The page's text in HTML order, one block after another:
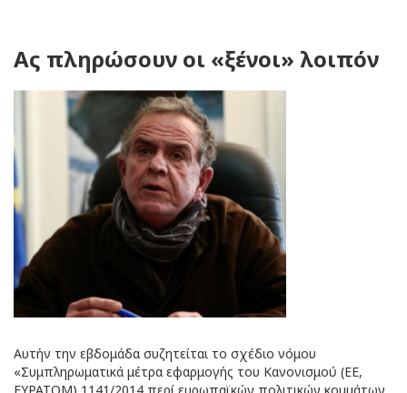
Ας πληρώσουν οι «ξένοι» λοιπόν
Αυτήν την εβδομάδα συζητείται το σχέδιο νόμου
«Συμπληρωματικά μέτρα εφαρμογής του Κανονισμού (EE,